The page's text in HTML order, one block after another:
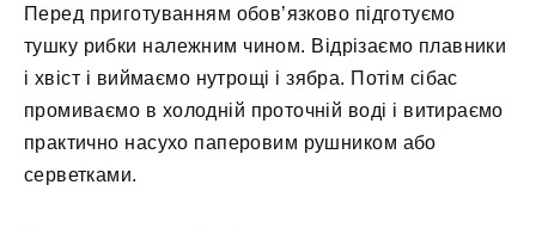
Перед приготуванням обов’язково підготуємо
тушку рибки належним чином. Відрізаємо плавники
і хвіст і виймаємо нутрощі і зябра. Потім сібас
промиваємо в холодній проточній воді і витираємо
практично насухо паперовим рушником або
серветками.